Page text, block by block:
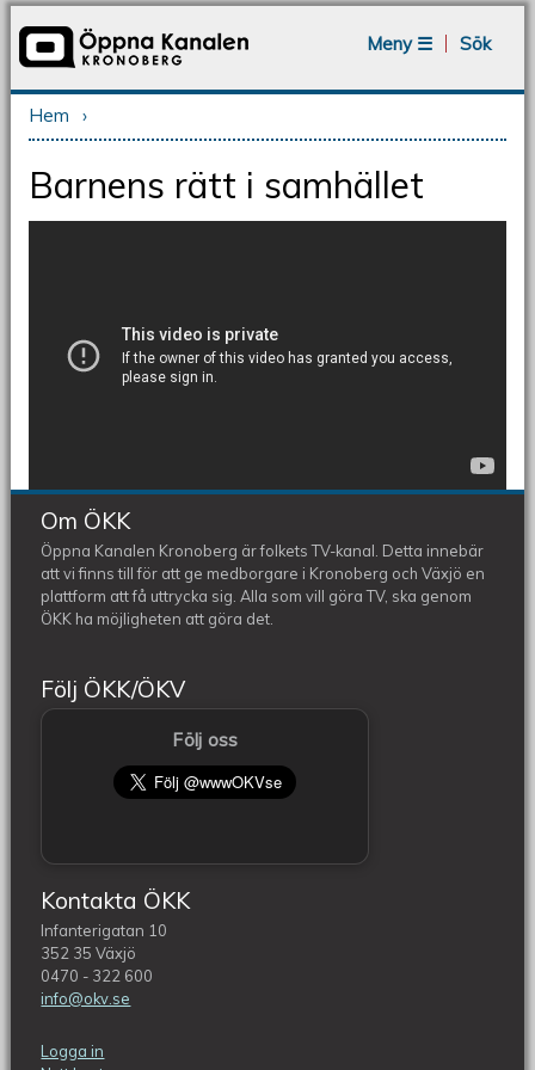
Meny ☰
Sök
Du är här
Hem ›
Barnens rätt i samhället
Om ÖKK
Öppna Kanalen Kronoberg är folkets TV-kanal. Detta innebär
att vi finns till för att ge medborgare i Kronoberg och Växjö en
plattform att få uttrycka sig. Alla som vill göra TV, ska genom
ÖKK ha möjligheten att göra det.
Följ ÖKK/ÖKV
Följ oss
Kontakta ÖKK
Infanterigatan 10
352 35 Växjö
0470 - 322 600
info@okv.se
Logga in